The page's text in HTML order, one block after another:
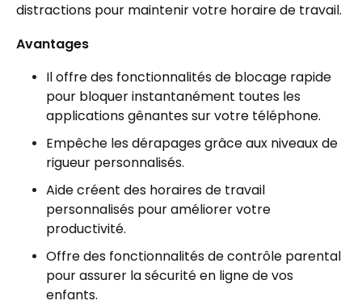
distractions pour maintenir votre horaire de travail.
Avantages
Il offre des fonctionnalités de blocage rapide
pour bloquer instantanément toutes les
applications gênantes sur votre téléphone.
Empêche les dérapages grâce aux niveaux de
rigueur personnalisés.
Aide créent des horaires de travail
personnalisés pour améliorer votre
productivité.
Offre des fonctionnalités de contrôle parental
pour assurer la sécurité en ligne de vos
enfants.